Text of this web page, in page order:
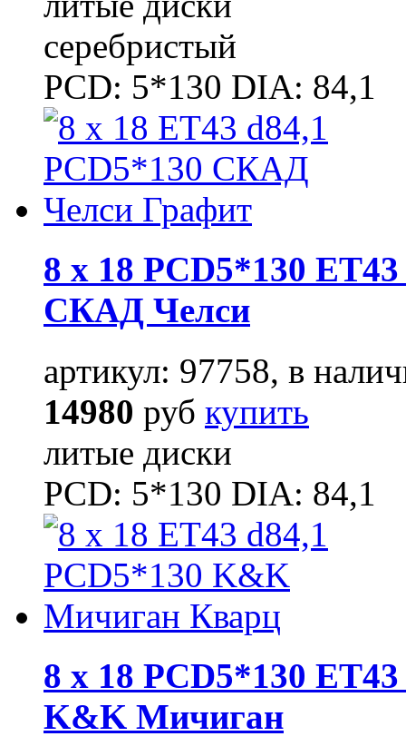
серебристый
PCD: 5*130 DIA: 84,1
8 x 18 PCD5*130
СКАД Челси
артикул: 97758, в
14980 руб купить
литые диски
PCD: 5*130 DIA: 84,1
8 x 18 PCD5*130
K&K Мичиган